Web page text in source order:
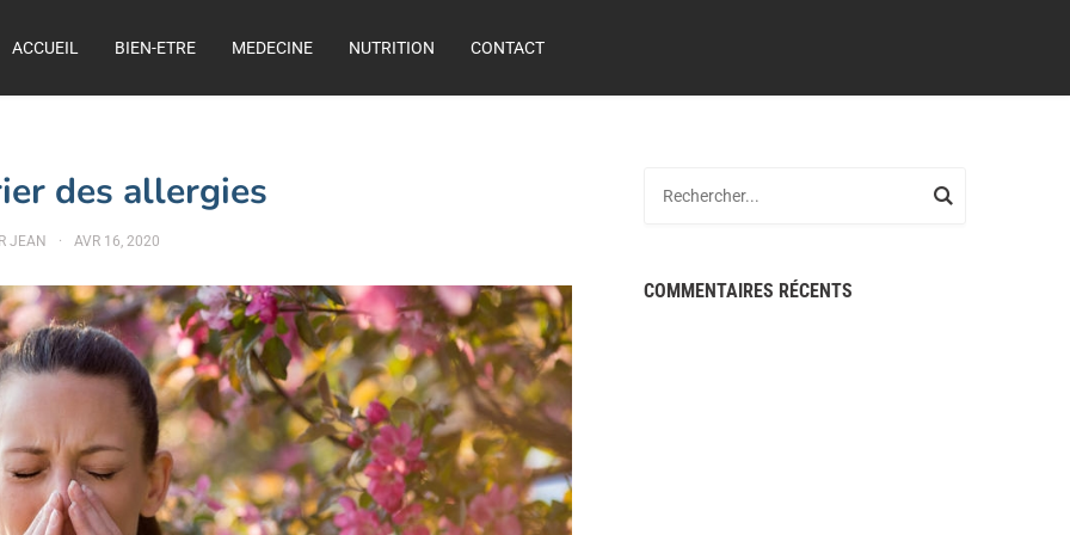
ACCUEIL BIEN-ETRE MEDECINE NUTRITION CONTACT
des allergies
JEAN AVR 16, 2020
COMMENTAIRES RÉCENTS